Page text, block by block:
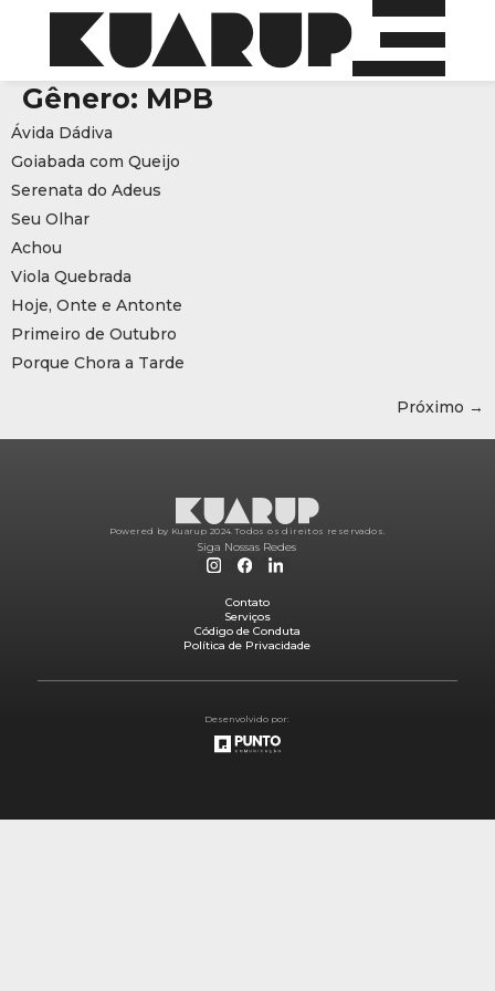
Gênero: MPB
Ávida Dádiva
Goiabada com Queijo
Serenata do Adeus
Seu Olhar
Achou
Viola Quebrada
Hoje, Onte e Antonte
Primeiro de Outubro
Porque Chora a Tarde
Próximo →
Powered by Kuarup 2024. Todos os direitos reservados.
Siga Nossas Redes
Contato
Serviços
Código de Conduta
Política de Privacidade
Desenvolvido por: